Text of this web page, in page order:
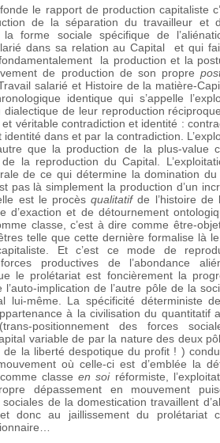
le rapport de production capitaliste
de la séparation du travailleur et
forme sociale spécifique de
dans sa relation au Capital et qui
la production et la
de production de son propre
salarié et Histoire de la matière-
identique qui s’appelle
dialectique de leur reproduction
véritable contradiction et identité :
identité dans et par la contradiction.
que la production de la plus-value
la reproduction du Capital.
de ce qui détermine la domination du
pas là simplement la production d’un
est le procèsqualitatifde l’histoire de
d’exaction et de détournement
classe, c’est à dire comme être-
telle que cette dernière formalise là
Et c’est ce mode de
productives de l’abondance
le prolétariat est foncièrement la
implication de l’autre pôle de la
lui-même. La spécificité déterministe
à la civilisation du quantitatif
positionnement des forces
variable de par la nature des deux
de la liberté despotique du profit ! )
où celle-ci est d’emblée la
classeen soiréformiste,
dépassement en mouvement
de la domestication travaillent
donc au jaillissement du prolétariat